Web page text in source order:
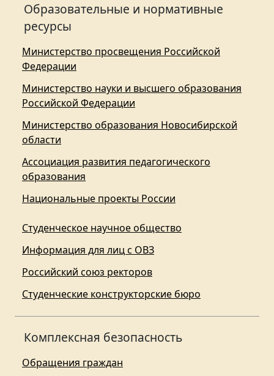
Образовательные и нормативные
ресурсы
Министерство просвещения Российской
Федерации
Министерство науки и высшего образования
Российской Федерации
Министерство образования Новосибирской
области
Ассоциация развития педагогического
образования
Национальные проекты России
Студенческое научное общество
Информация для лиц с ОВЗ
Российский союз ректоров
Студенческие конструкторские бюро
Комплексная безопасность
Обращения граждан